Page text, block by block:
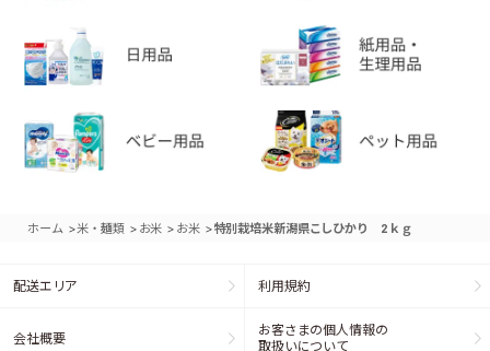
ホーム >米・麺類 > お米 > お米 >特別栽培米新潟県こしひかり 2ｋｇ
配送エリア 利用規約
会社概要
お客さまの個人情報の
取扱いについて